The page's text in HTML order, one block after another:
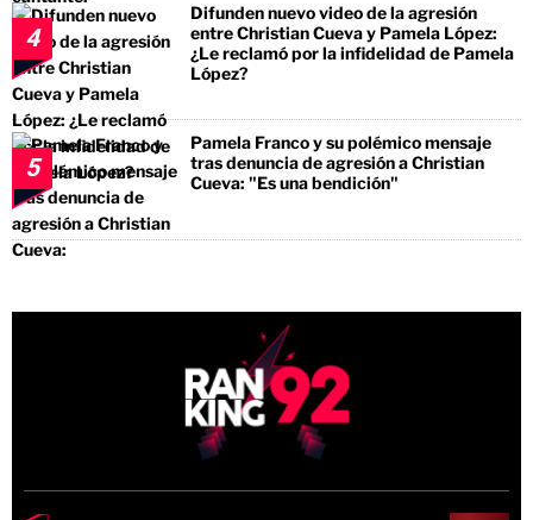
4
Difunden nuevo video de la agresión
entre Christian Cueva y Pamela López:
¿Le reclamó por la infidelidad de Pamela
López?
5
Pamela Franco y su polémico mensaje
tras denuncia de agresión a Christian
Cueva: "Es una bendición"